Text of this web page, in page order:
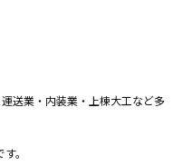
送業・内装業・上棟大工など多
。